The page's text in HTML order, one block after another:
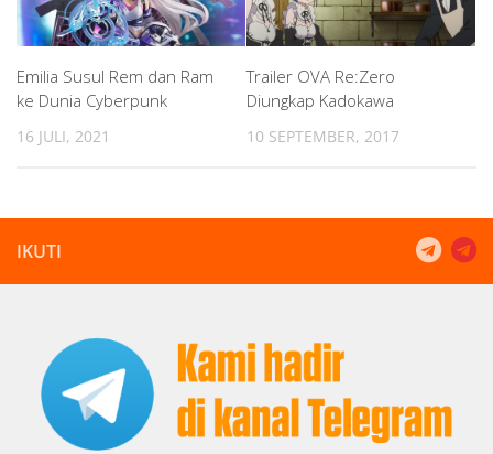
Emilia Susul Rem dan Ram
ke Dunia Cyberpunk
16 JULI, 2021
Trailer OVA Re:Zero
Diungkap Kadokawa
10 SEPTEMBER, 2017
IKUTI